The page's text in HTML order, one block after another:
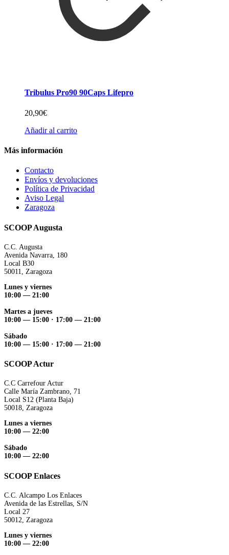
Tribulus Pro90 90Caps Lifepro
20,90€
Añadir al carrito
Más información
Contacto
Envíos y devoluciones
Política de Privacidad
Aviso Legal
Zaragoza
SCOOP Augusta
C.C. Augusta
Avenida Navarra, 180
Local B30
50011, Zaragoza
Lunes y viernes
10:00 — 21:00
Martes a jueves
10:00 — 15:00 · 17:00 — 21:00
Sábado
10:00 — 15:00 · 17:00 — 21:00
SCOOP Actur
C.C Carrefour Actur
Calle María Zambrano, 71
Local S12 (Planta Baja)
50018, Zaragoza
Lunes a viernes
10:00 — 22:00
Sábado
10:00 — 22:00
SCOOP Enlaces
C.C. Alcampo Los Enlaces
Avenida de las Estrellas, S/N
Local 27
50012, Zaragoza
Lunes y viernes
10:00 — 22:00